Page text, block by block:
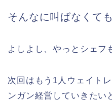
そんなに叫ばなくて
よしよし、やっとシェフ
次回はもう1人ウェイト
ンガン経営していきたい